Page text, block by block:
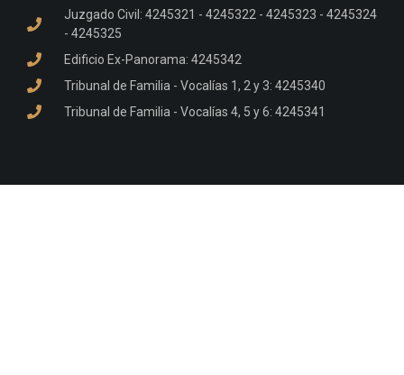
Juzgado Civil: 4245321 - 4245322 - 4245323 - 4245324
- 4245325
Edificio Ex-Panorama: 4245342
Tribunal de Familia - Vocalías 1, 2 y 3: 4245340
Tribunal de Familia - Vocalías 4, 5 y 6: 4245341